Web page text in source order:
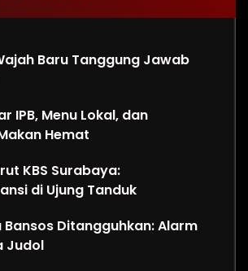
Baru Tanggung Jawab
IPB, Menu Lokal, dan
Hemat
KBS Surabaya:
di Ujung Tanduk
Bansos Ditangguhkan: Alarm
Judol